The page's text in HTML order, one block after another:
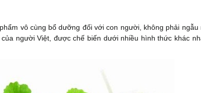
vô cùng bổ dưỡng đối với con người, không phải ngẫu
người Việt, được chế biến dưới nhiều hình thức khác